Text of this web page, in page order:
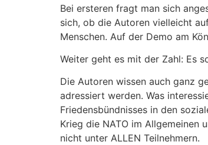
Bei ersteren fragt man sich
sich, ob die Autoren vielleicht
Menschen. Auf der Demo am
Weiter geht es mit der Zahl: Es
Die Autoren wissen auch ganz
adressiert werden. Was
Friedensbündnisses in den
Krieg die NATO im Allgemeinen
nicht unter ALLEN Teilnehmern.